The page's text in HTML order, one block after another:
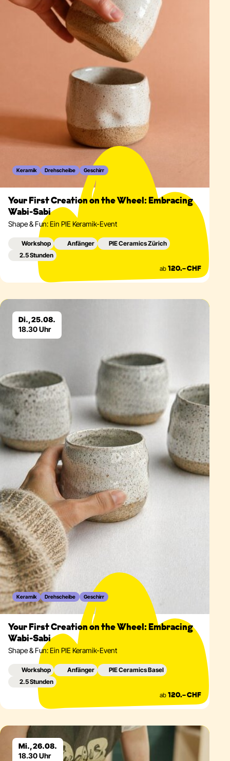
Keramik Drehscheibe Geschirr
Your First Creation on the Wheel: Embracing
Wabi-Sabi
Shape & Fun: Ein PIE Keramik-Event
Workshop Anfänger
PIE Ceramics Zürich
2.5 Stunden
ab 120.– CHF
Di., 25.08.
18.30 Uhr
Keramik Drehscheibe Geschirr
Your First Creation on the Wheel: Embracing
Wabi-Sabi
Shape & Fun: Ein PIE Keramik-Event
Workshop Anfänger
PIE Ceramics Basel
2.5 Stunden
ab 120.– CHF
Mi., 26.08.
18.30 Uhr
Eventdetails